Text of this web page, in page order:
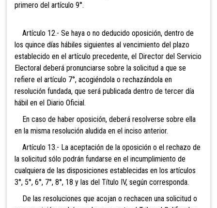
primero del artículo 9°.
Artículo 12.- Se haya o no deducido oposición, dentro de
los quince días hábiles siguientes al vencimiento del plazo
establecido en el artículo precedente, el Director del Servicio
Electoral deberá pronunciarse sobre la solicitud a que se
refiere el artículo 7°, acogiéndola o rechazándola en
resolución fundada, que será publicada dentro de tercer día
hábil en el Diario Oficial.
En caso de haber oposición, deberá resolverse sobre ella
en la misma resolución aludida en el inciso anterior.
Artículo 13.- La aceptación de la oposición o el rechazo de
la solicitud sólo podrán fundarse en el incumplimiento de
cualquiera de las disposiciones establecidas en los artículos
3°, 5°, 6°, 7°, 8°, 18 y las del Título IV, según corresponda.
De las resoluciones que acojan o rechacen una solicitud o